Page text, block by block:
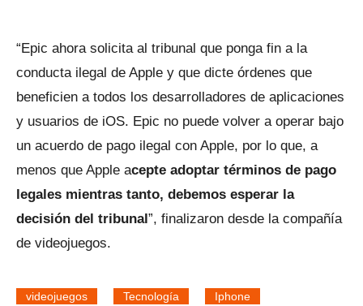
“Epic ahora solicita al tribunal que ponga fin a la
conducta ilegal de Apple y que dicte órdenes que
beneficien a todos los desarrolladores de aplicaciones
y usuarios de iOS. Epic no puede volver a operar bajo
un acuerdo de pago ilegal con Apple, por lo que, a
menos que Apple acepte adoptar términos de pago
legales mientras tanto, debemos esperar la
decisión del tribunal”, finalizaron desde la compañía
de videojuegos.
videojuegos Tecnología Iphone